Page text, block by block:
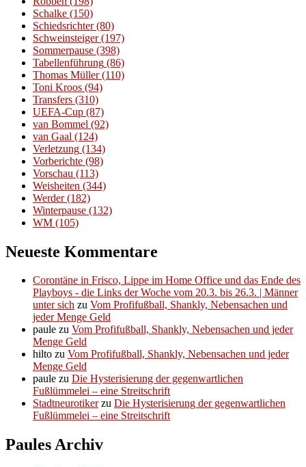
Schalke (150)
Schiedsrichter(80)
Schweinsteiger(197)
Sommerpause (398)
Tabellenführung (86)
Thomas Müller(110)
Toni Kroos (94)
Transfers (310)
UEFA-Cup (87)
van Bommel (92)
van Gaal (124)
Verletzung (134)
Vorberichte (98)
Vorschau (113)
Weisheiten (344)
Werder(182)
Winterpause (132)
WM (105)
Neueste Kommentare
Corontäne in Frisco, Lippe im Home Office und das Ende des
Playboys - die Links der Woche vom 20.3. bis 26.3. | Männer
unter sich zu Vom Profifußball, Shankly, Nebensachen und
jeder Menge Geld
paule zu Vom Profifußball, Shankly, Nebensachen und jeder
Menge Geld
hilto zu Vom Profifußball, Shankly, Nebensachen und jeder
Menge Geld
paule zu Die Hysterisierung der gegenwartlichen
Fußlümmelei – eine Streitschrift
Stadtneurotikerzu Die Hysterisierung der gegenwartlichen
Fußlümmelei – eine Streitschrift
Paules Archiv